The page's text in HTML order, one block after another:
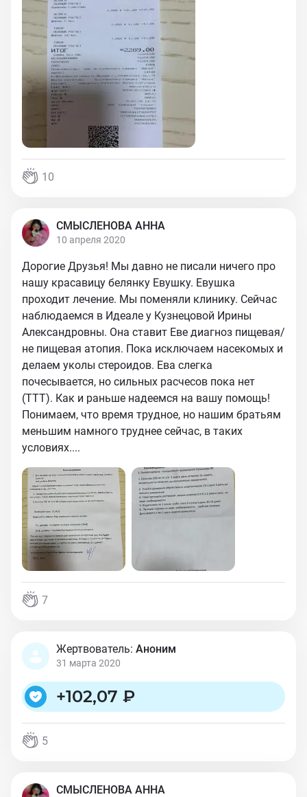
10
СМЫСЛЕНОВА АННА
10 апреля 2020
Дорогие Друзья! Мы давно не писали ничего про
нашу красавицу белянку Евушку. Евушка
проходит лечение. Мы поменяли клинику. Сейчас
наблюдаемся в Идеале у Кузнецовой Ирины
Александровны. Она ставит Еве диагноз пищевая/
не пищевая атопия. Пока исключаем насекомых и
делаем уколы стероидов. Ева слегка
почесывается, но сильных расчесов пока нет
(ТТТ). Как и раньше надеемся на вашу помощь!
Понимаем, что время трудное, но нашим братьям
меньшим намного труднее сейчас, в таких
условиях....
7
Жертвователь: Аноним
31 марта 2020
+102,07 ₽
5
СМЫСЛЕНОВА АННА